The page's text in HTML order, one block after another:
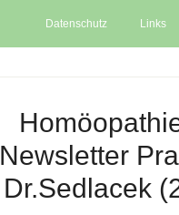
Datenschutz Links
Newsletter
Dr.Sedlacek